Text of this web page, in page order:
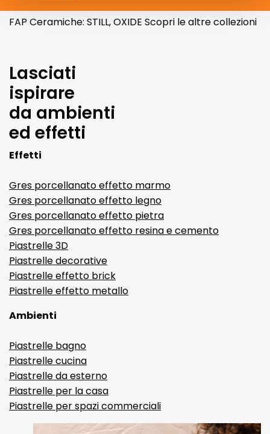
FAP Ceramiche: STILL, OXIDE Scopri le altre collezioni
Lasciati
ispirare
da ambienti
ed effetti
Effetti
Gres porcellanato effetto marmo
Gres porcellanato effetto legno
Gres porcellanato effetto pietra
Gres porcellanato effetto resina e cemento
Piastrelle 3D
Piastrelle decorative
Piastrelle effetto brick
Piastrelle effetto metallo
Ambienti
Piastrelle bagno
Piastrelle cucina
Piastrelle da esterno
Piastrelle per la casa
Piastrelle per spazi commerciali